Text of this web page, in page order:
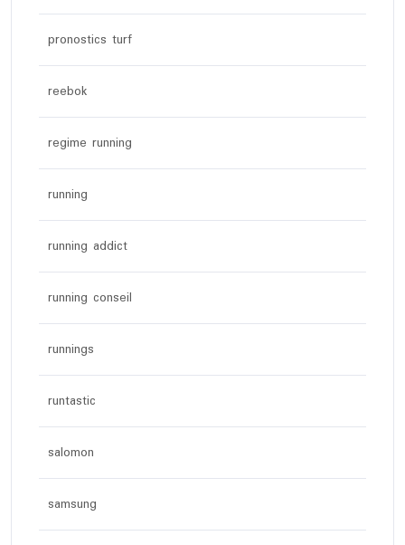
pronostics turf
reebok
regime running
running
running addict
running conseil
runnings
runtastic
salomon
samsung